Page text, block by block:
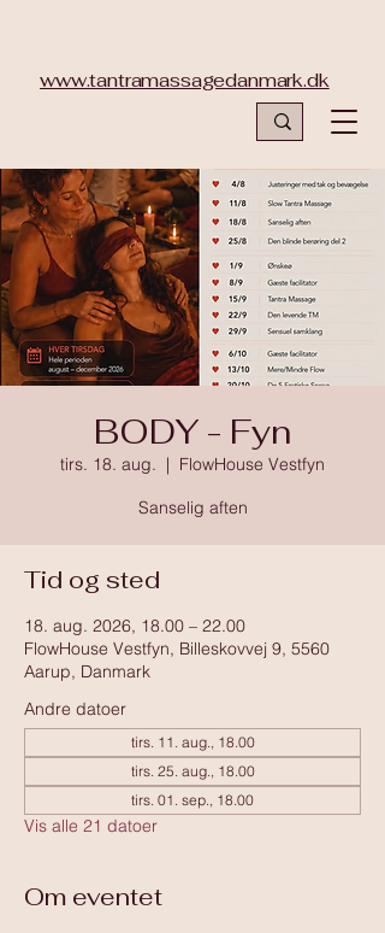
www.tantramassagedanmark.dk
BODY - Fyn
tirs. 18. aug.
  |
FlowHouse Vestfyn
Sanselig aften
Tid og sted
18. aug. 2026, 18.00 – 22.00
FlowHouse Vestfyn, Billeskovvej 9, 5560
Aarup, Danmark
Andre datoer
tirs. 11. aug., 18.00
tirs. 25. aug., 18.00
tirs. 01. sep., 18.00
Vis alle 21 datoer
Om eventet